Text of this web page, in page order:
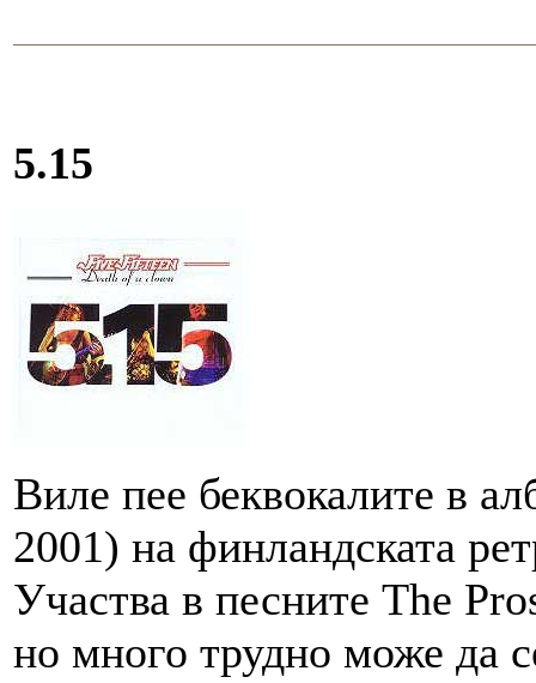
5.15
Виле пее беквокалите в
2001) на финландската
Участва в песните The
но много трудно може да